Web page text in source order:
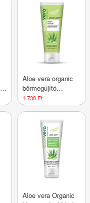
Aloe vera organic
bőrmegújító
testradír 250 ml
1 730 Ft
Aloe vera Organic